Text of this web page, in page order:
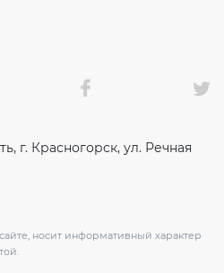
г. Красногорск, ул. Речная
носит информативный характер